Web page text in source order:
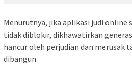
Menurutnya, jika aplikasi judi online
tidak diblokir, dikhawatirkan
hancur oleh perjudian dan merusak
dibangun.